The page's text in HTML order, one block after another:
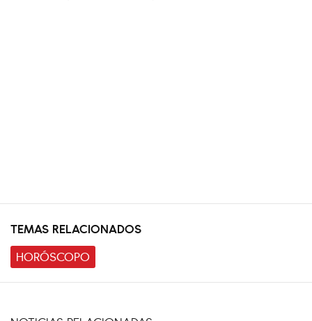
TEMAS RELACIONADOS
HORÓSCOPO